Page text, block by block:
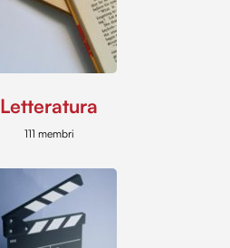
Letteratura
111 membri